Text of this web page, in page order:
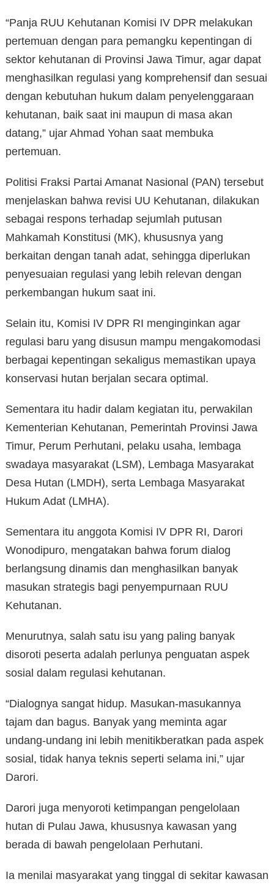
“Panja RUU Kehutanan Komisi IV DPR melakukan
pertemuan dengan para pemangku kepentingan di
sektor kehutanan di Provinsi Jawa Timur, agar dapat
menghasilkan regulasi yang komprehensif dan sesuai
dengan kebutuhan hukum dalam penyelenggaraan
kehutanan, baik saat ini maupun di masa akan
datang,” ujar Ahmad Yohan saat membuka
pertemuan.
Politisi Fraksi Partai Amanat Nasional (PAN) tersebut
menjelaskan bahwa revisi UU Kehutanan, dilakukan
sebagai respons terhadap sejumlah putusan
Mahkamah Konstitusi (MK), khususnya yang
berkaitan dengan tanah adat, sehingga diperlukan
penyesuaian regulasi yang lebih relevan dengan
perkembangan hukum saat ini.
Selain itu, Komisi IV DPR RI menginginkan agar
regulasi baru yang disusun mampu mengakomodasi
berbagai kepentingan sekaligus memastikan upaya
konservasi hutan berjalan secara optimal.
Sementara itu hadir dalam kegiatan itu, perwakilan
Kementerian Kehutanan, Pemerintah Provinsi Jawa
Timur, Perum Perhutani, pelaku usaha, lembaga
swadaya masyarakat (LSM), Lembaga Masyarakat
Desa Hutan (LMDH), serta Lembaga Masyarakat
Hukum Adat (LMHA).
Sementara itu anggota Komisi IV DPR RI, Darori
Wonodipuro, mengatakan bahwa forum dialog
berlangsung dinamis dan menghasilkan banyak
masukan strategis bagi penyempurnaan RUU
Kehutanan.
Menurutnya, salah satu isu yang paling banyak
disoroti peserta adalah perlunya penguatan aspek
sosial dalam regulasi kehutanan.
“Dialognya sangat hidup. Masukan-masukannya
tajam dan bagus. Banyak yang meminta agar
undang-undang ini lebih menitikberatkan pada aspek
sosial, tidak hanya teknis seperti selama ini,” ujar
Darori.
Darori juga menyoroti ketimpangan pengelolaan
hutan di Pulau Jawa, khususnya kawasan yang
berada di bawah pengelolaan Perhutani.
Ia menilai masyarakat yang tinggal di sekitar kawasan